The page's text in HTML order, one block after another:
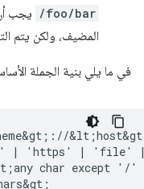
/foo/bar يجب
المضيف، ولكن يتم
في ما يلي بنية الجملة
| 'https' |
char except '/'